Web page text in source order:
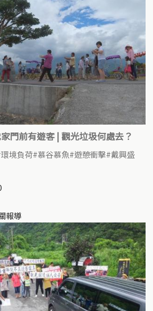
家門前有遊客 | 觀光垃圾何處去？
環境負荷 慕谷慕魚 遊憩衝擊 戴興盛
報導